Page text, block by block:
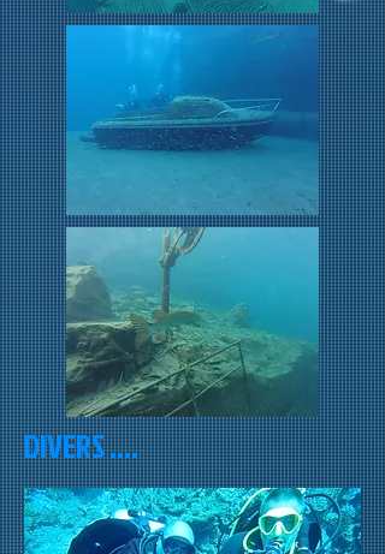
DIVERS ....